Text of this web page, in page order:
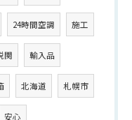
24時間空調 施工
関 輸入品
北海道 札幌市
安心